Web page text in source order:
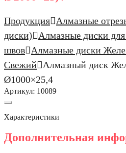
Продукция
Алмазные
диски)
Алмазные диски для
швов
Алмазные диски
Свежий
Алмазный диск
Ø1000×25,4
Артикул: 10089
Характеристики
Дополнительная